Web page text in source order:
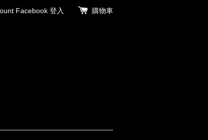
Facebook 登入 購物車